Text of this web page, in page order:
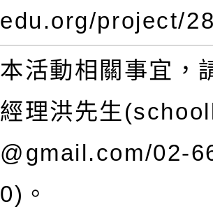
edu.org/project/
本活動相關事宜，
經理洪先生
@gmail.com/02-
0)。